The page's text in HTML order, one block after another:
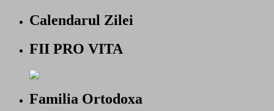
Calendarul Zilei
FII PRO VITA
Familia Ortodoxa